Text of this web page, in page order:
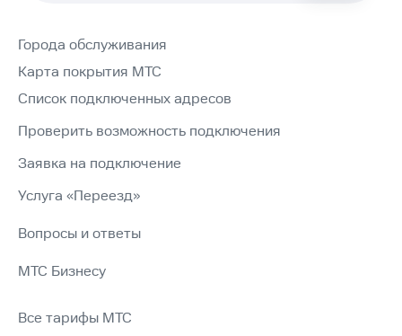
Города обслуживания
Карта покрытия МТС
Список подключенных адресов
Проверить возможность подключения
Заявка на подключение
Услуга «Переезд»
Вопросы и ответы
МТС Бизнесу
Все тарифы МТС